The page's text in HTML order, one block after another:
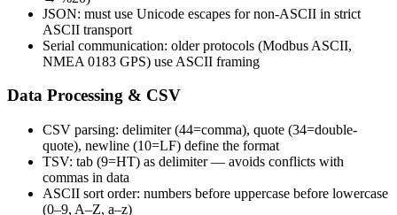
JSON: must use Unicode escapes for non-ASCII in strict
ASCII transport
Serial communication: older protocols (Modbus ASCII,
NMEA 0183 GPS) use ASCII framing
Data Processing & CSV
CSV parsing: delimiter (44=comma), quote (34=double-
quote), newline (10=LF) define the format
TSV: tab (9=HT) as delimiter — avoids conflicts with
commas in data
ASCII sort order: numbers before uppercase before lowercase
(0–9, A–Z, a–z)